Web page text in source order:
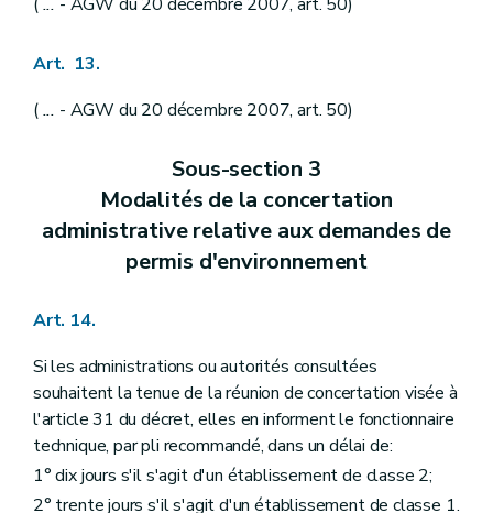
Art. 13.
(... - AGW du 20 décembre 2007, art. 50)
Sous-section 3
Modalités de la concertation
administrative relative aux demandes de
permis d'environnement
Art. 14.
Si les administrations ou autorités consultées
souhaitent la tenue de la réunion de concertation visée à
l'article 31 du décret, elles en informent le fonctionnaire
technique, par pli recommandé, dans un délai de:
1° dix jours s'il s'agit d'un établissement de classe 2;
2° trente jours s'il s'agit d'un établissement de classe 1.